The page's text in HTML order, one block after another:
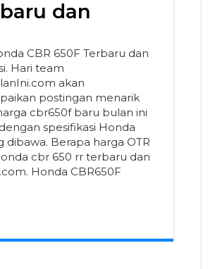
dan
CBR 650F Terbaru dan
Hari team
akan
postingan menarik
cbr650f baru bulan ini
spesifikasi Honda
dibawa. Berapa harga OTR
cbr 650 rr terbaru dan
Honda CBR650F